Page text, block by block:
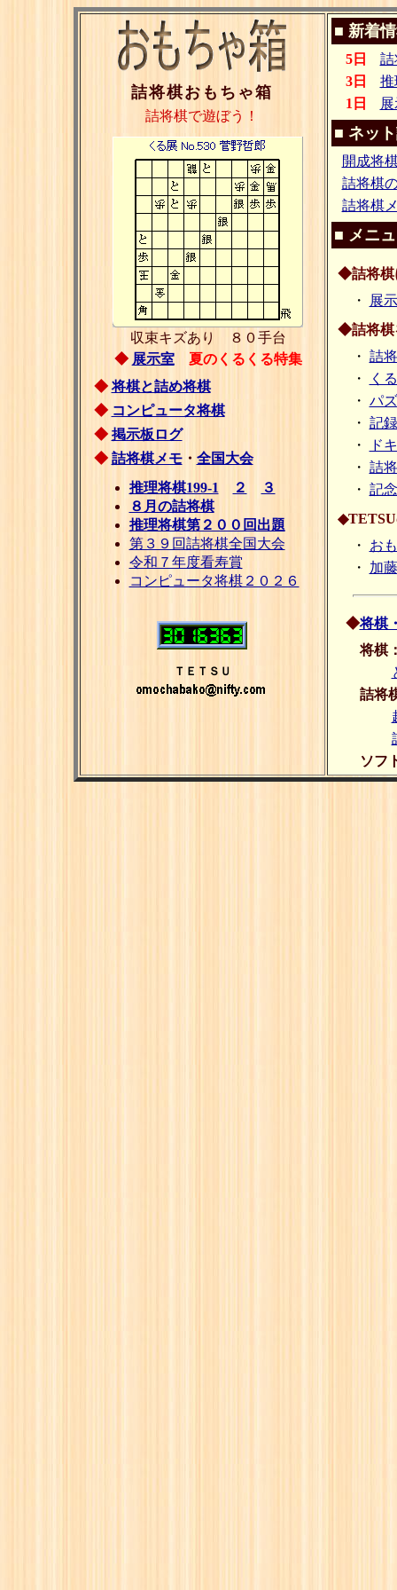
詰将棋おもちゃ箱
詰将棋で遊ぼう！
収束キズあり ８０手台
◆ 展示室
夏のくるくる特集
◆ 将棋と詰め将棋
◆ コンピュータ将棋
◆ 掲示板ログ
◆ 詰将棋メモ・ 全国大会
推理将棋199-1
２
３
８月の詰将棋
推理将棋第２００回出題
第３９回詰将棋全国大会
令和７年度看寿賞
コンピュータ将棋２０２６
ＴＥＴＳＵ
■ 新着
5日
詰
3日
推
1日
■ ネッ
開成将
詰将棋
詰将棋
■ メニ
◆詰将棋
・
展
◆詰将棋
・ 詰
・
く
・ パ
・ 記
・
ド
・ 詰
・ 記
・ お
・ 加
◆将棋
将棋
詰将
ソフ